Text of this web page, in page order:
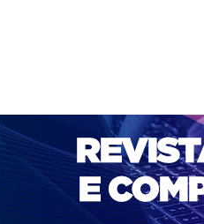
ACESSO CADASTRO
DE REVISTAS DA UNIFACS
NOVA SUBMISSÃO